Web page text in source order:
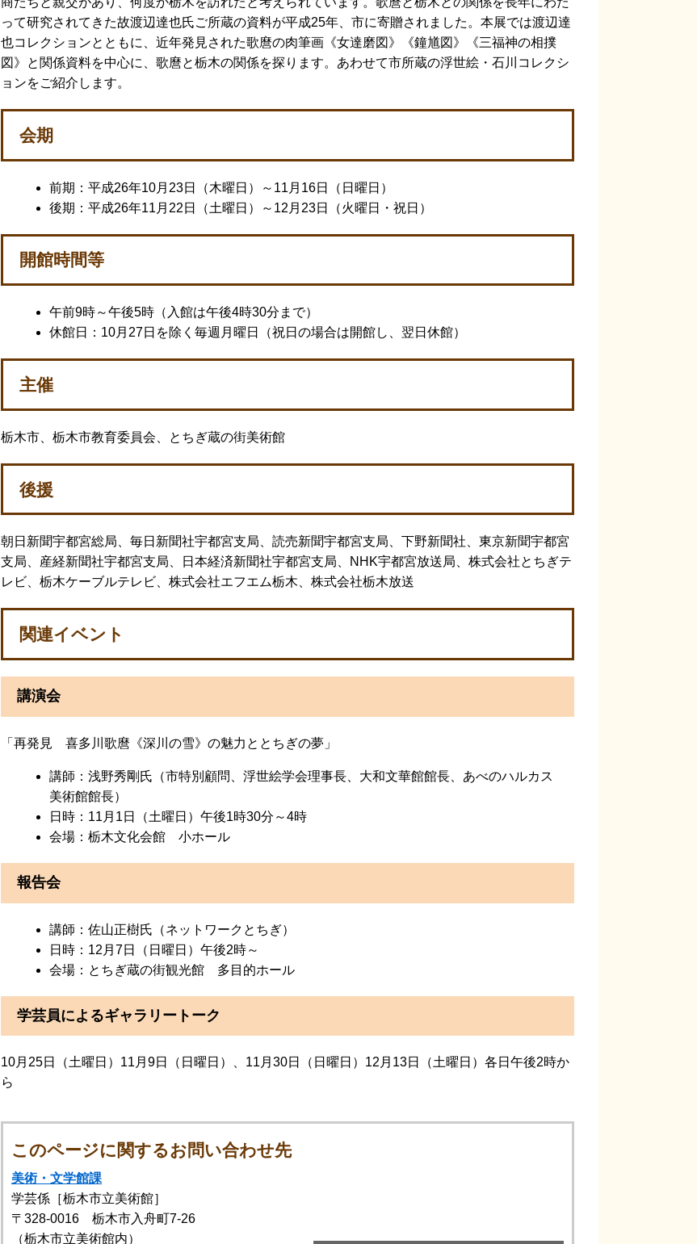
って研究されてきた故渡辺達也氏ご所蔵の資料が平成25年、市に寄贈されました。本展では渡辺達
也コレクションとともに、近年発見された歌麿の肉筆画《女達磨図》《鐘馗図》《三福神の相撲
図》と関係資料を中心に、歌麿と栃木の関係を探ります。あわせて市所蔵の浮世絵・石川コレクシ
ョンをご紹介します。
会期
前期：平成26年10月23日（木曜日）～11月16日（日曜日）
後期：平成26年11月22日（土曜日）～12月23日（火曜日・祝日）
開館時間等
午前9時～午後5時（入館は午後4時30分まで）
休館日：10月27日を除く毎週月曜日（祝日の場合は開館し、翌日休館）
主催
栃木市、栃木市教育委員会、とちぎ蔵の街美術館
後援
朝日新聞宇都宮総局、毎日新聞社宇都宮支局、読売新聞宇都宮支局、下野新聞社、東京新聞宇都宮
支局、産経新聞社宇都宮支局、日本経済新聞社宇都宮支局、NHK宇都宮放送局、株式会社とちぎテ
レビ、栃木ケーブルテレビ、株式会社エフエム栃木、株式会社栃木放送
関連イベント
講演会
「再発見 喜多川歌麿《深川の雪》の魅力ととちぎの夢」
講師：浅野秀剛氏（市特別顧問、浮世絵学会理事長、大和文華館館長、あべのハルカス
美術館館長）
日時：11月1日（土曜日）午後1時30分～4時
会場：栃木文化会館 小ホール
報告会
講師：佐山正樹氏（ネットワークとちぎ）
日時：12月7日（日曜日）午後2時～
会場：とちぎ蔵の街観光館 多目的ホール
学芸員によるギャラリートーク
10月25日（土曜日）11月9日（日曜日）、11月30日（日曜日）12月13日（土曜日）各日午後2時か
ら
このページに関するお問い合わせ先
美術・文学館課
学芸係［栃木市立美術館］
〒328-0016 栃木市入舟町7-26
（栃木市立美術館内）